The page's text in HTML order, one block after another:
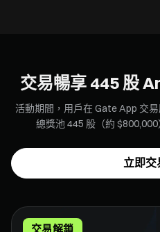
交易暢享 445 股
活動期間，用戶在 Gate App 交
總獎池 445 股（約
立即交
交易解鎖